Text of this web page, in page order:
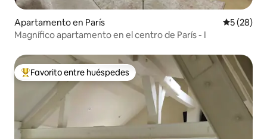
Apartamento en París
5 (28)
Magnífico apartamento en el centro de París - I
Favorito entre huéspedes preferido
Favorito entre huéspedes